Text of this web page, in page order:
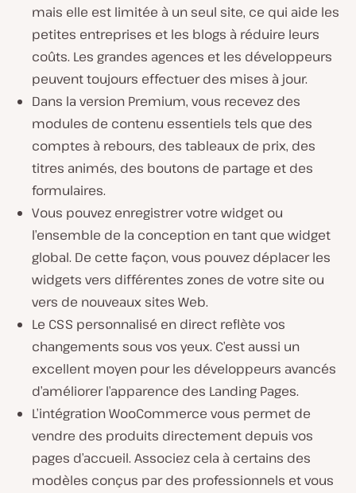
mais elle est limitée à un seul site, ce qui aide les
petites entreprises et les blogs à réduire leurs
coûts. Les grandes agences et les développeurs
peuvent toujours effectuer des mises à jour.
Dans la version Premium, vous recevez des
modules de contenu essentiels tels que des
comptes à rebours, des tableaux de prix, des
titres animés, des boutons de partage et des
formulaires.
Vous pouvez enregistrer votre widget ou
l’ensemble de la conception en tant que widget
global. De cette façon, vous pouvez déplacer les
widgets vers différentes zones de votre site ou
vers de nouveaux sites Web.
Le CSS personnalisé en direct reflète vos
changements sous vos yeux. C’est aussi un
excellent moyen pour les développeurs avancés
d’améliorer l’apparence des Landing Pages.
L’intégration WooCommerce vous permet de
vendre des produits directement depuis vos
pages d’accueil. Associez cela à certains des
modèles conçus par des professionnels et vous